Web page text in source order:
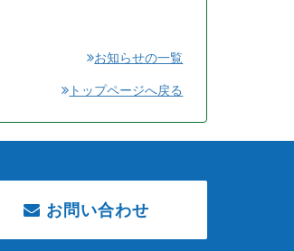
お知らせの一覧
トップページへ戻る
お問い合わせ